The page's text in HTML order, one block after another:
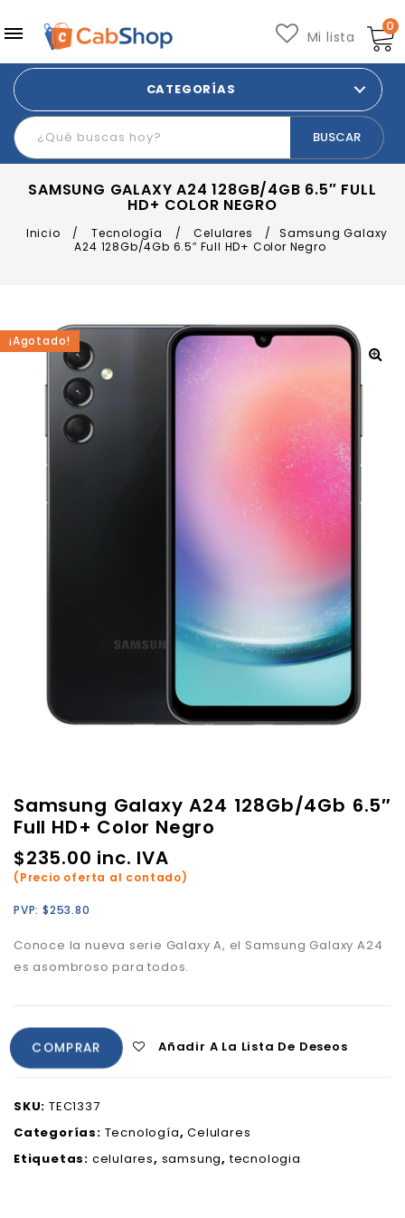
0
Mi lista
CATEGORÍAS
SAMSUNG GALAXY A24 128GB/4GB 6.5″ FULL
HD+ COLOR NEGRO
Inicio / Tecnología / Celulares /
Samsung Galaxy
A24 128Gb/4Gb 6.5″ Full HD+ Color Negro
¡Agotado!
Samsung Galaxy A24 128Gb/4Gb 6.5″
Full HD+ Color Negro
$235.00 inc. IVA
(Precio oferta al contado)
PVP: $253.80
Conoce la nueva serie Galaxy A, el Samsung Galaxy A24
es asombroso para todos.
COMPRAR Añadir A La Lista De Deseos
SKU: TEC1337
Categorías: Tecnología,Celulares
Etiquetas: celulares, samsung,tecnologia